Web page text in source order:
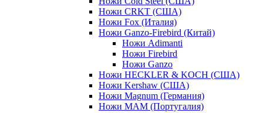
Ножи CRKT (США)
Ножи Fox (Италия)
Ножи Ganzo-Firebird (Китай)
Ножи Adimanti
Ножи Firebird
Ножи Ganzo
Ножи HECKLER & KOCH (США)
Ножи Kershaw (США)
Ножи Magnum (Германия)
Ножи MAM (Португалия)